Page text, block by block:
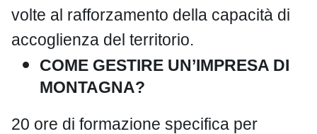
volte al rafforzamento della capacità di
accoglienza del territorio.
COME GESTIRE UN’IMPRESA DI
MONTAGNA?
20 ore di formazione specifica per